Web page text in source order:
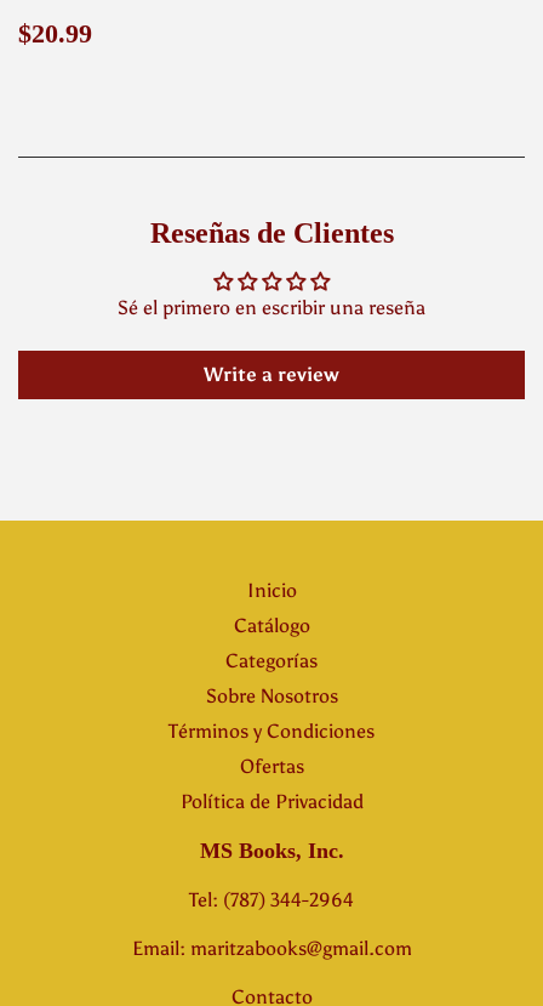
Precio
$20.99
Reseñas de Clientes
Sé el primero en escribir una reseña
Write a review
Inicio
Catálogo
Categorías
Sobre Nosotros
Términos y Condiciones
Ofertas
Política de Privacidad
MS Books, Inc.
Tel: (787) 344-2964
Email: maritzabooks@gmail.com
Contacto